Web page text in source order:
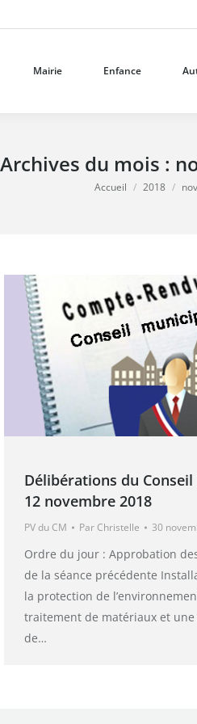
Mairie Enfance
Archives du mois :
Vous êtes ici :
Accueil 2018
Délibérations du
12 novembre 2018
PV du CM Par Christelle 30
Ordre du jour : Approbation
de la séance précédente
la protection de
traitement de matériaux et
de…